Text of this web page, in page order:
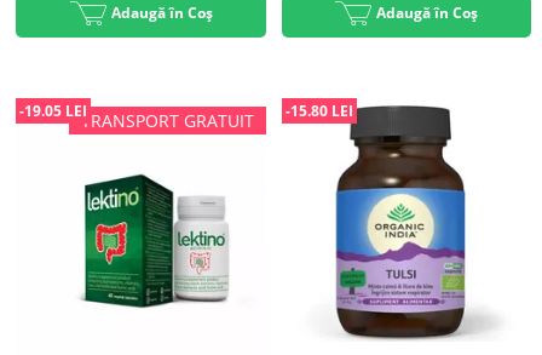
Adaugă în Coș Adaugă în Coș
-19.05 LEI -15.80 LEI